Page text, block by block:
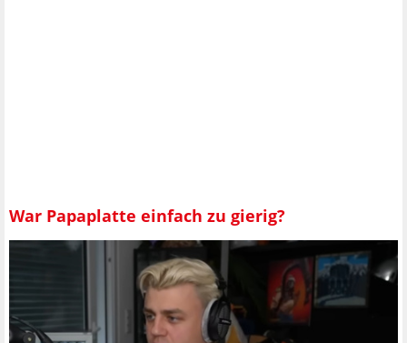
War Papaplatte einfach zu gierig?